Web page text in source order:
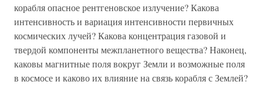
корабля опасное рентгеновское излучение? Какова
интенсивность и вариация интенсивности первичных
космических лучей? Какова концентрация газовой и
твердой компоненты межпланетного вещества? Наконец,
каковы магнитные поля вокруг Земли и возможные поля
в космосе и каково их влияние на связь корабля с Землей?